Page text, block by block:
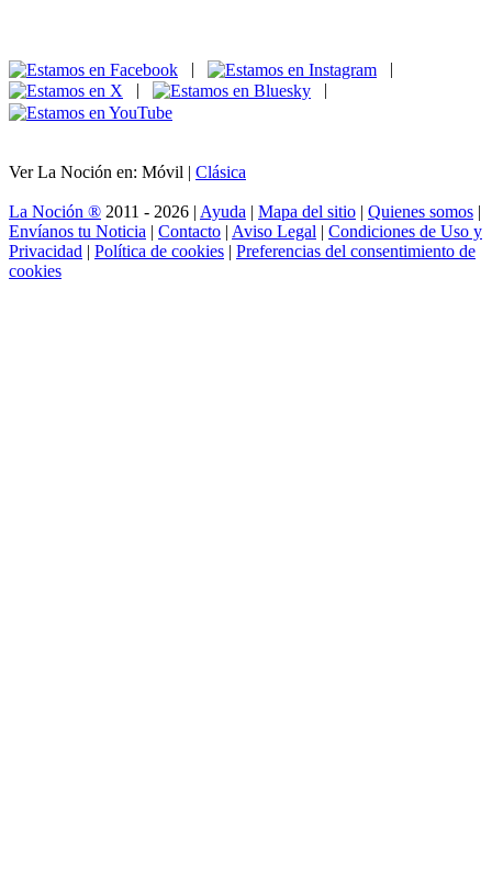
|
|
|
|
Ver La Noción en: Móvil | Clásica
La Noción ® 2011 - 2026 | Ayuda | Mapa del sitio | Quienes somos |
Envíanos tu Noticia | Contacto | Aviso Legal | Condiciones de Uso y
Privacidad | Política de cookies | Preferencias del consentimiento de
cookies